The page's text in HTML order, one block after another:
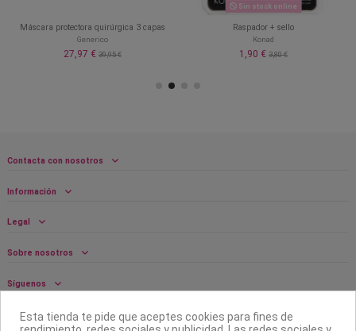
Máscara protectora quirúrgica 3 capas
Generico
27,97 € 39,95 €
Sin stock online
Raspador + sello
Konad
1,90 € 3,80 €
Contacta con nosotros
Información
Legal
Sobre nosotros
Síguenos
Boletín
Esta tienda te pide que aceptes cookies para fines de